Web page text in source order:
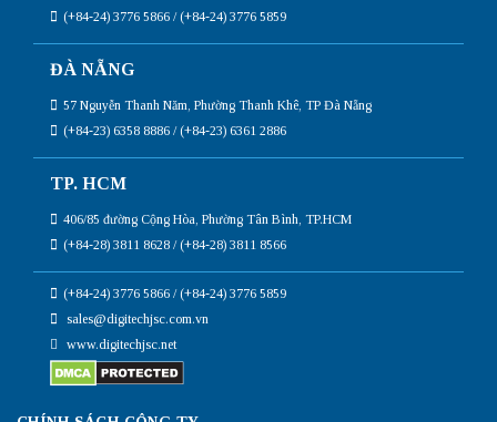
(+84-24) 3776 5866 / (+84-24) 3776 5859
ĐÀ NẴNG
57 Nguyễn Thanh Năm, Phường Thanh Khê, TP Đà Nẵng
(+84-23) 6358 8886 / (+84-23) 6361 2886
TP. HCM
406/85 đường Cộng Hòa, Phường Tân Bình, TP.HCM
(+84-28) 3811 8628 / (+84-28) 3811 8566
(+84-24) 3776 5866 / (+84-24) 3776 5859
sales@digitechjsc.com.vn
www.digitechjsc.net